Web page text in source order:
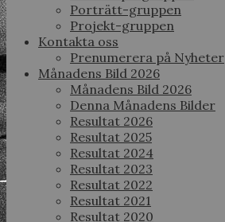
Porträtt-gruppen
Projekt-gruppen
Kontakta oss
Prenumerera på Nyheter
Månadens Bild 2026
Månadens Bild 2026
Denna Månadens Bilder
Resultat 2026
Resultat 2025
Resultat 2024
Resultat 2023
Resultat 2022
Resultat 2021
Resultat 2020